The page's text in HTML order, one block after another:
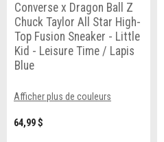
Converse x Dragon Ball Z
Chuck Taylor All Star High-
Top Fusion Sneaker - Little
Kid - Leisure Time / Lapis
Blue
Afficher plus de couleurs
64,99 $